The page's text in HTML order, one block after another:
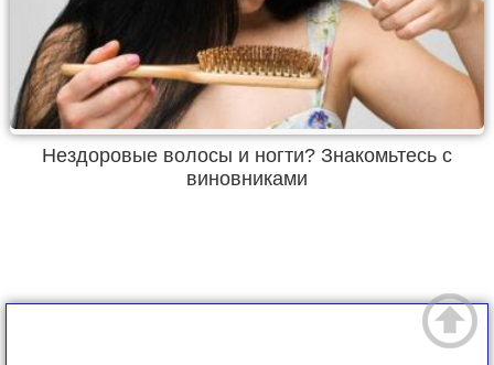
Нездоровые волосы и ногти? Знакомьтесь с
виновниками